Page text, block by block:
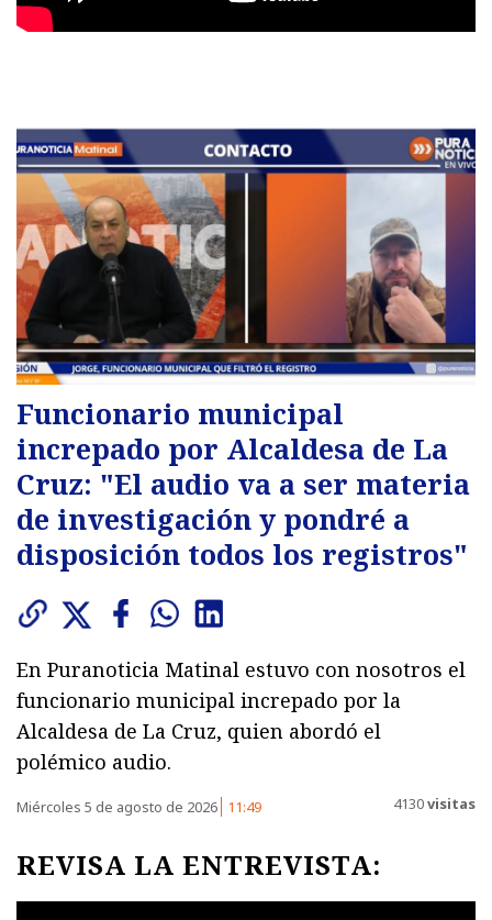
Funcionario municipal
increpado por Alcaldesa de La
Cruz: "El audio va a ser materia
de investigación y pondré a
disposición todos los registros"
En Puranoticia Matinal estuvo con nosotros el
funcionario municipal increpado por la
Alcaldesa de La Cruz, quien abordó el
polémico audio.
Miércoles 5 de agosto de 2026 11:49 4130visitas
REVISA LA ENTREVISTA: